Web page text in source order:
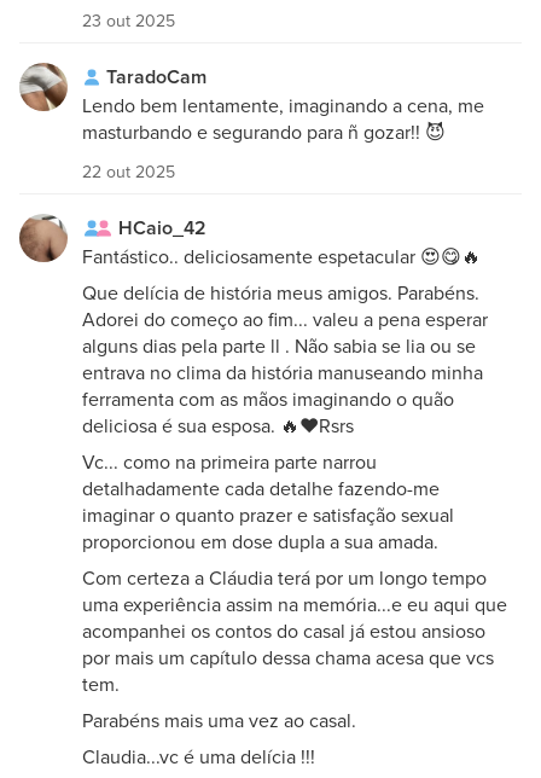
23 out 2025
TaradoCam
Lendo bem lentamente, imaginando a cena, me
masturbando e segurando para ñ gozar!! 😈
22 out 2025
HCaio_42
Fantástico.. deliciosamente espetacular 😍😋🔥
Que delícia de história meus amigos. Parabéns.
Adorei do começo ao fim... valeu a pena esperar
alguns dias pela parte ll . Não sabia se lia ou se
entrava no clima da história manuseando minha
ferramenta com as mãos imaginando o quão
deliciosa é sua esposa. 🔥❤️Rsrs
Vc... como na primeira parte narrou
detalhadamente cada detalhe fazendo-me
imaginar o quanto prazer e satisfação sexual
proporcionou em dose dupla a sua amada.
Com certeza a Cláudia terá por um longo tempo
uma experiência assim na memória...e eu aqui que
acompanhei os contos do casal já estou ansioso
por mais um capítulo dessa chama acesa que vcs
tem.
Parabéns mais uma vez ao casal.
Claudia...vc é uma delícia !!!